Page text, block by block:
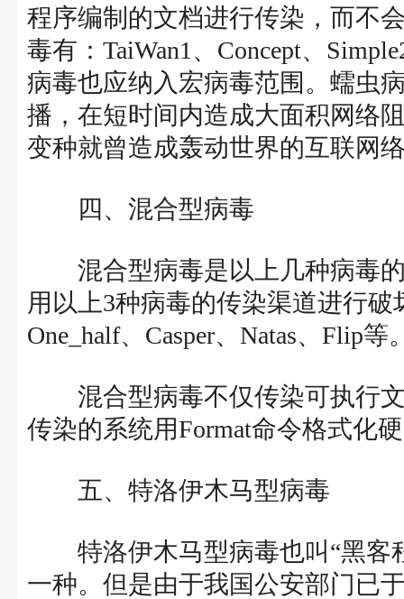
程序编制的文档进行传染，而不
毒有：TaiWan1、Concept、
病毒也应纳入宏病毒范围。蠕虫
播，在短时间内造成大面积网络
变种就曾造成轰动世界的互联网
四、混合型病毒
混合型病毒是以上几种病毒的
用以上3种病毒的传染渠道进行
One_half、Casper、Natas、Flip等
混合型病毒不仅传染可执行文
传染的系统用Format命令格式化
五、特洛伊木马型病毒
特洛伊木马型病毒也叫“黑客
一种。但是由于我国公安部门已